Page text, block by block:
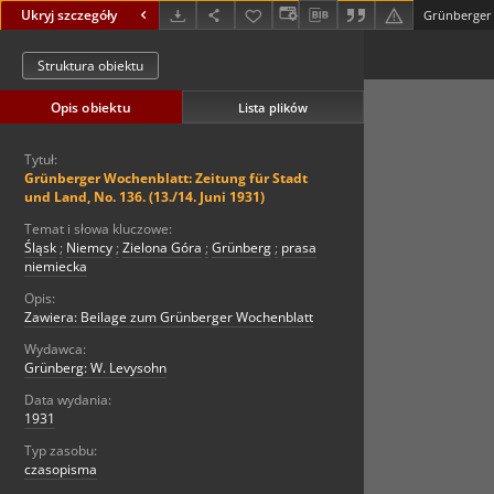
Ukryj szczegóły
Struktura obiektu
Opis obiektu Lista plików
Tytuł:
Grünberger Wochenblatt: Zeitung für Stadt
und Land, No. 136. (13./14. Juni 1931)
Temat i słowa kluczowe:
Śląsk ; Niemcy ; Zielona Góra ; Grünberg ; prasa
niemiecka
Opis:
Zawiera: Beilage zum Grünberger Wochenblatt
Wydawca:
Grünberg: W. Levysohn
Data wydania:
1931
Typ zasobu:
czasopisma